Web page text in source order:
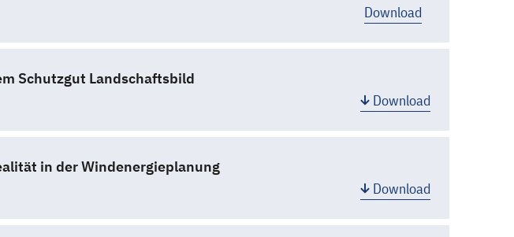
Download
Schutzgut Landschaftsbild
Download
in der Windenergieplanung
Download